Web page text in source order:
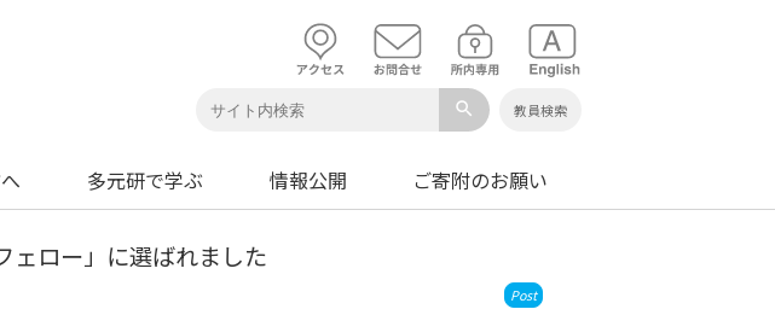
search 教員検索
多元研で学ぶ 情報公開 ご寄附のお願い
ェロー」に選ばれました
Post